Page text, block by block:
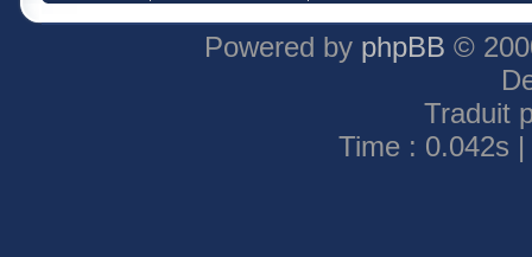
Powered by phpBB ©
Traduit
Time : 0.042s